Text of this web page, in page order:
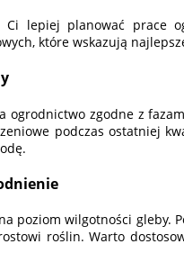
Ci lepiej planować prace
które wskazują
zgodne z
podczas ostatniej
poziom wilgotności
roślin. Warto